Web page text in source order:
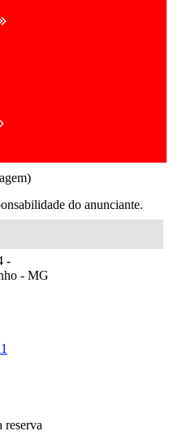
do anunciante.
-
- MG
reserva